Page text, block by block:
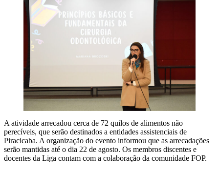
A atividade arrecadou cerca de 72 quilos de alimentos não
perecíveis, que serão destinados a entidades assistenciais de
Piracicaba. A organização do evento informou que as arrecadações
serão mantidas até o dia 22 de agosto. Os membros discentes e
docentes da Liga contam com a colaboração da comunidade FOP.